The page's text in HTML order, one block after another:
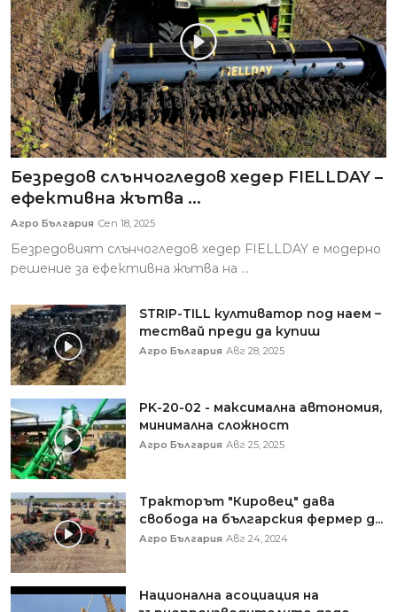
Безредов слънчогледов хедер FIELLDAY –
ефективна жътва ...
Агро България Сеп 18, 2025
Безредовият слънчогледов хедер FIELLDAY е модерно
решение за ефективна жътва на ...
STRIP-TILL култиватор под наем –
тествай преди да купиш
Агро България Авг 28, 2025
PK-20-02 - максимална автономия,
минимална сложност
Агро България Авг 25, 2025
Тракторът "Кировец" дава
свобода на българския фермер д...
Агро България Авг 24, 2024
Национална асоциация на